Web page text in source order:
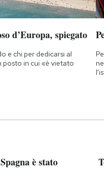
d’Europa, spiegato
e chi per dedicarsi al
in cui «è vietato
è stato